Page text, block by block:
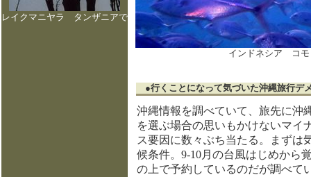
レイクマニヤラ タンザニアで
インドネシア コモ
●行くことになって気づいた沖縄旅行デ
沖縄情報を調べていて、旅先に沖
を選ぶ場合の思いもかけないマイ
ス要因に数々ぶち当たる。まずは
候条件。9-10月の台風はじめから
の上で予約しているのだが調べて